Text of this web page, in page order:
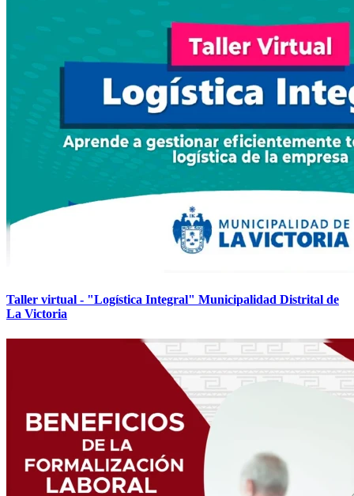
Taller virtual - "Logística Integral" Municipalidad Distrital de
La Victoria